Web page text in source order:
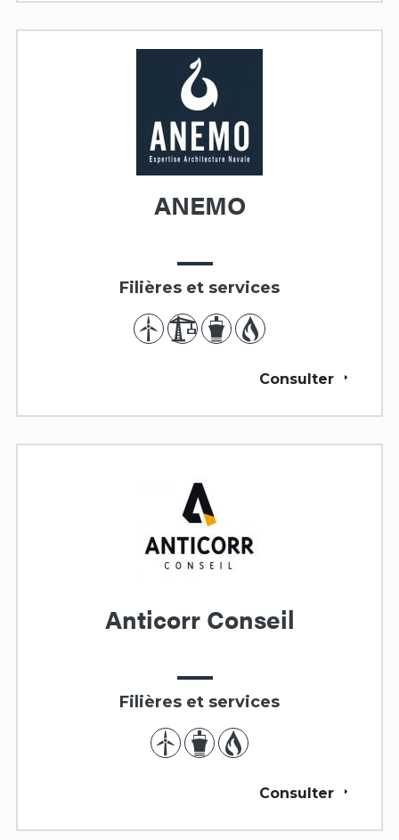
ANEMO
Filières et services
Consulter
Anticorr Conseil
Filières et services
Consulter